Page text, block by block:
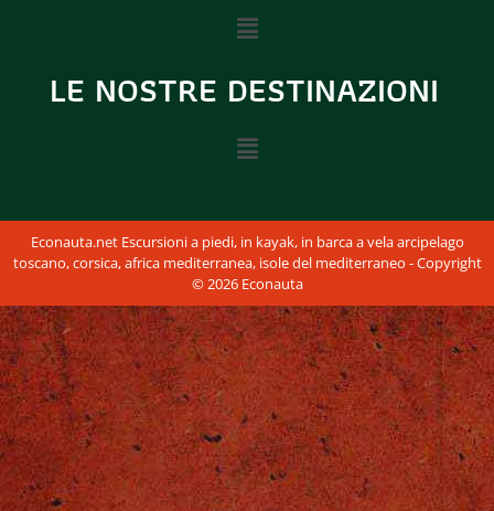
LE NOSTRE DESTINAZIONI
Econauta.net Escursioni a piedi, in kayak, in barca a vela arcipelago
toscano, corsica, africa mediterranea, isole del mediterraneo - Copyright
© 2026 Econauta